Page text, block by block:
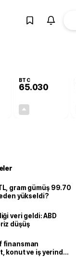
BTC
65.030
gram gümüş 99.70
yükseldi?
veri geldi: ABD
düşüş
finansman
konut ve iş yerinde